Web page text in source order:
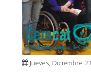
Jueves, Diciembre